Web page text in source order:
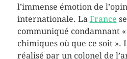
l’immense émotion de
internationale. La France
communiqué condamnant «
chimiques où que ce soit ».
réalisé par un colonel de